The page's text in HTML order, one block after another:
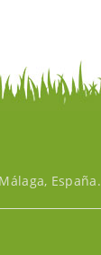
España.